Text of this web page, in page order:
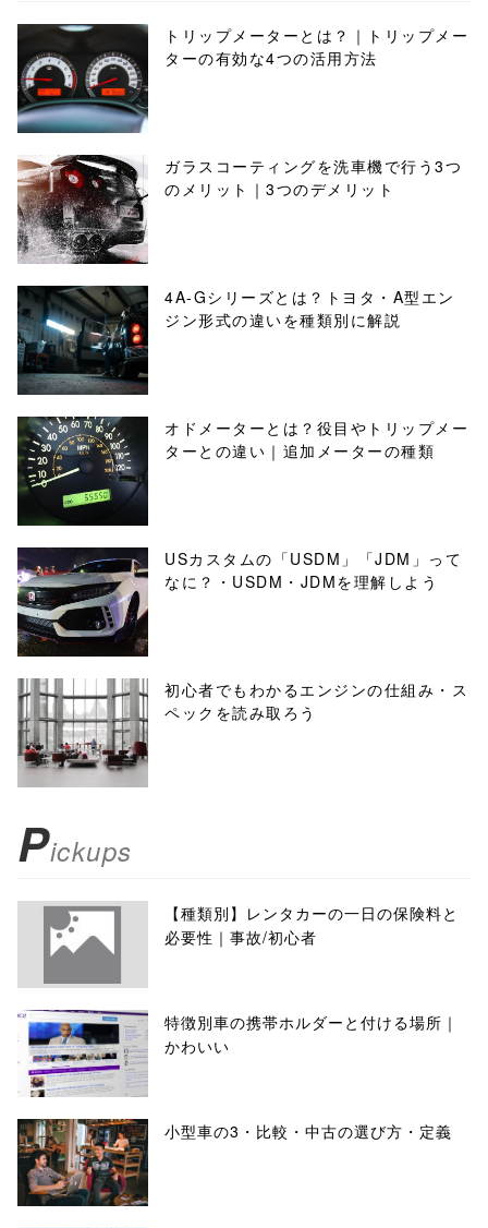
トリップメーターとは？｜トリップメー
ターの有効な4つの活用方法
ガラスコーティングを洗車機で行う3つ
のメリット｜3つのデメリット
4A-Gシリーズとは？トヨタ・A型エン
ジン形式の違いを種類別に解説
オドメーターとは？役目やトリップメー
ターとの違い｜追加メーターの種類
USカスタムの「USDM」「JDM」って
なに？・USDM・JDMを理解しよう
初心者でもわかるエンジンの仕組み・ス
ペックを読み取ろう
Pickups
【種類別】レンタカーの一日の保険料と
必要性｜事故/初心者
特徴別車の携帯ホルダーと付ける場所｜
かわいい
小型車の3・比較・中古の選び方・定義